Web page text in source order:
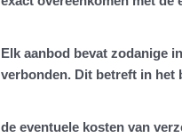
Elk aanbod bevat zodanige
verbonden. Dit betreft in het
de eventuele kosten van